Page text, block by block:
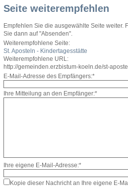
Seite weiterempfehlen
Empfehlen Sie die ausgewählte Seite
Sie dann auf "Absenden".
Weiterempfohlene Seite:
St. Aposteln - Kindertagesstätte
Weiterempfohlene URL:
http://gemeinden.erzbistum-koeln.de/st-
E-Mail-Adresse des Empfängers:*
Ihre Mitteilung an den Empfänger:*
Ihre eigene E-Mail-Adresse:*
Kopie dieser Nachricht an Ihre eigene E-